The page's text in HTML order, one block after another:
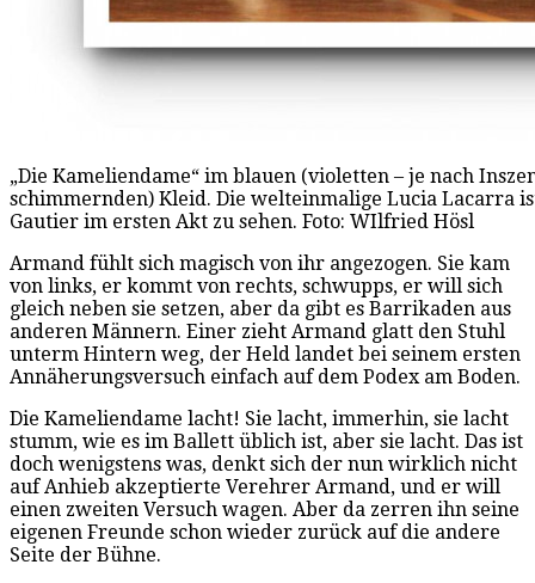
„Die Kameliendame“ im blauen (violetten – je nach
schimmernden) Kleid. Die welteinmalige Lucia Lacarra
Gautier im ersten Akt zu sehen. Foto: WIlfried Hösl
Armand fühlt sich magisch von ihr angezogen. Sie kam
von links, er kommt von rechts, schwupps, er will sich
gleich neben sie setzen, aber da gibt es Barrikaden aus
anderen Männern. Einer zieht Armand glatt den Stuhl
unterm Hintern weg, der Held landet bei seinem ersten
Annäherungsversuch einfach auf dem Podex am Boden.
Die Kameliendame lacht! Sie lacht, immerhin, sie lacht
stumm, wie es im Ballett üblich ist, aber sie lacht. Das ist
doch wenigstens was, denkt sich der nun wirklich nicht
auf Anhieb akzeptierte Verehrer Armand, und er will
einen zweiten Versuch wagen. Aber da zerren ihn seine
eigenen Freunde schon wieder zurück auf die andere
Seite der Bühne.